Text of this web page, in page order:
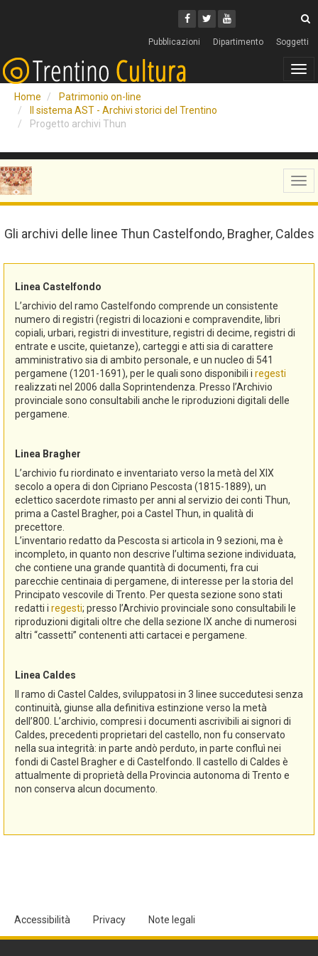
Facebook
Twitter
Youtube
Pubblicazioni Dipartimento Soggetti
Home
Patrimonio on-line
Il sistema AST - Archivi storici del Trentino
Progetto archivi Thun
Gli archivi delle linee Thun Castelfondo, Bragher, Caldes
Linea Castelfondo
L’archivio del ramo Castelfondo comprende un consistente
numero di registri (registri di locazioni e compravendite, libri
copiali, urbari, registri di investiture, registri di decime, registri di
entrate e uscite, quietanze), carteggi e atti sia di carattere
amministrativo sia di ambito personale, e un nucleo di 541
pergamene (1201-1691), per le quali sono disponibili i regesti
realizzati nel 2006 dalla Soprintendenza. Presso l’Archivio
provinciale sono consultabili anche le riproduzioni digitali delle
pergamene.
Linea Bragher
L’archivio fu riordinato e inventariato verso la metà del XIX
secolo a opera di don Cipriano Pescosta (1815-1889), un
eclettico sacerdote rimasto per anni al servizio dei conti Thun,
prima a Castel Bragher, poi a Castel Thun, in qualità di
precettore.
L’inventario redatto da Pescosta si articola in 9 sezioni, ma è
incompleto, in quanto non descrive l’ultima sezione individuata,
che contiene una grande quantità di documenti, fra cui
parecchie centinaia di pergamene, di interesse per la storia del
Principato vescovile di Trento. Per questa sezione sono stati
redatti i regesti; presso l’Archivio provinciale sono consultabili le
riproduzioni digitali oltre che della sezione IX anche di numerosi
altri “cassetti” contenenti atti cartacei e pergamene.
Linea Caldes
Il ramo di Castel Caldes, sviluppatosi in 3 linee succedutesi senza
continuità, giunse alla definitiva estinzione verso la metà
dell’800. L’archivio, compresi i documenti ascrivibili ai signori di
Caldes, precedenti proprietari del castello, non fu conservato
nella sua integrità: in parte andò perduto, in parte confluì nei
fondi di Castel Bragher e di Castelfondo. Il castello di Caldes è
attualmente di proprietà della Provincia autonoma di Trento e
non conserva alcun documento.
Accessibilità Privacy Note legali